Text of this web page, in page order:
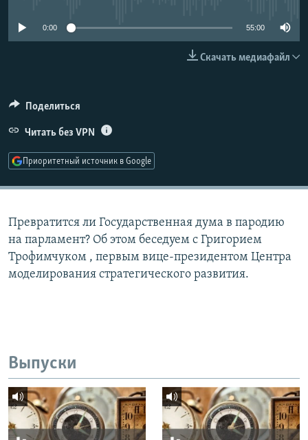
Все сайты РСЕ/РС
0:00 55:00
Скачать медиафайл
Поделиться
Читать без VPN
Приоритетный источник в Google
Превратится ли Государственная дума в пародию
на парламент? Об этом беседуем с Григорием
Трофимчуком , первым вице-президентом Центра
моделирования стратегического развития.
Выпуски